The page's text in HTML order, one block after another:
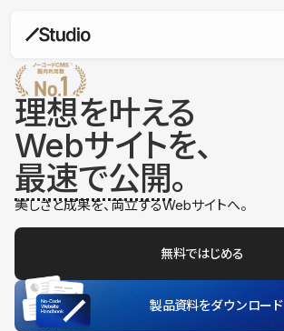
理想を叶える
Webサイトを、
最速で公開。
美しさと成果を、両立するWebサイトへ。
無料ではじめる
製品資料をダウンロード